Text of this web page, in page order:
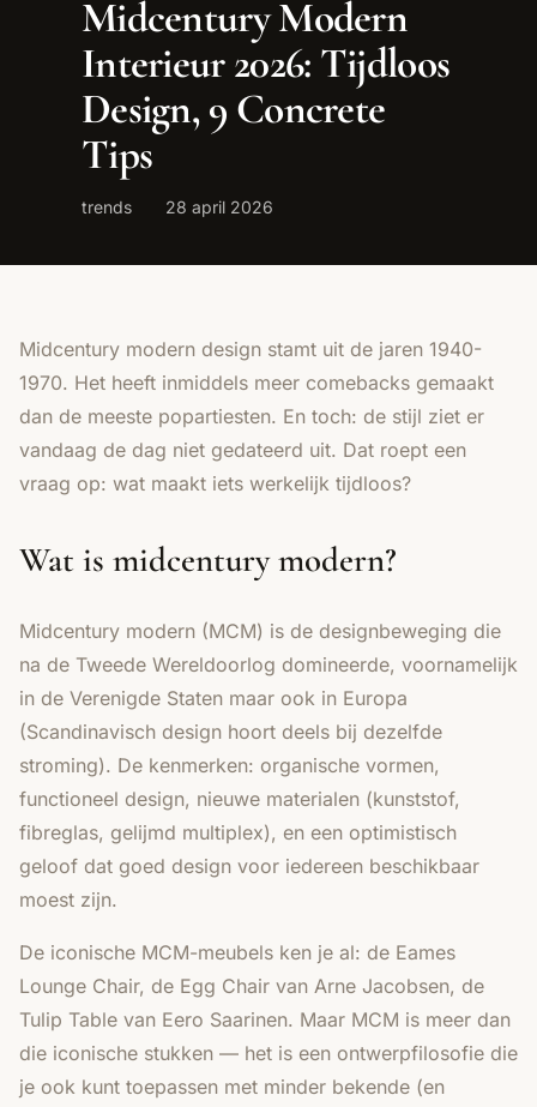
Midcentury Modern
Interieur 2026: Tijdloos
Design, 9 Concrete
Tips
trends 28 april 2026
Midcentury modern design stamt uit de jaren 1940-
1970. Het heeft inmiddels meer comebacks gemaakt
dan de meeste popartiesten. En toch: de stijl ziet er
vandaag de dag niet gedateerd uit. Dat roept een
vraag op: wat maakt iets werkelijk tijdloos?
Wat is midcentury modern?
Midcentury modern (MCM) is de designbeweging die
na de Tweede Wereldoorlog domineerde, voornamelijk
in de Verenigde Staten maar ook in Europa
(Scandinavisch design hoort deels bij dezelfde
stroming). De kenmerken: organische vormen,
functioneel design, nieuwe materialen (kunststof,
fibreglas, gelijmd multiplex), en een optimistisch
geloof dat goed design voor iedereen beschikbaar
moest zijn.
De iconische MCM-meubels ken je al: de Eames
Lounge Chair, de Egg Chair van Arne Jacobsen, de
Tulip Table van Eero Saarinen. Maar MCM is meer dan
die iconische stukken — het is een ontwerpfilosofie die
je ook kunt toepassen met minder bekende (en